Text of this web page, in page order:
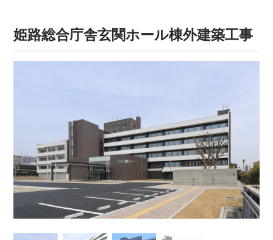
姫路総合庁舎玄関ホール棟外建築工事